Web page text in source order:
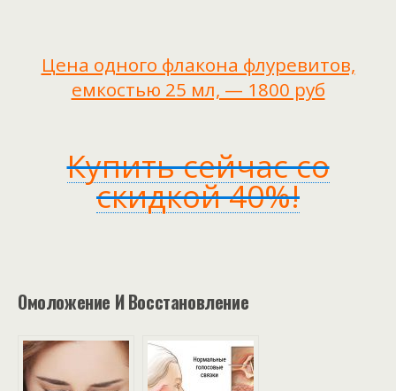
Цена одного флакона флуревитов,
емкостью 25 мл, — 1800 руб
Купить сейчас со
скидкой 40%!
Омоложение И Восстановление